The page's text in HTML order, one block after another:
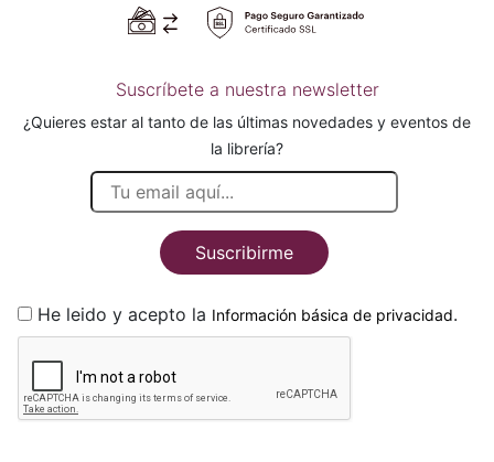
Suscríbete a nuestra newsletter
¿Quieres estar al tanto de las últimas novedades y eventos de
la librería?
Suscribirme
He leido y acepto la Información básica de privacidad.